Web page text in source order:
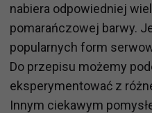
nabiera odpowiedniej
pomarańczowej barwy.
popularnych form
Do przepisu możemy
eksperymentować z
Innym ciekawym